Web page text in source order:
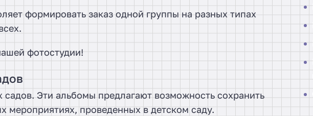
формировать заказ одной группы на разных типах
фотостудии!
Эти альбомы предлагают возможность сохранить
мероприятиях, проведенных в детском саду.